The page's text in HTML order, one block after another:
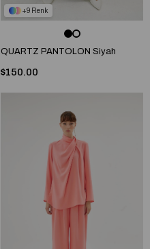
9
QUARTZ PANTOLON Siyah
$150.00